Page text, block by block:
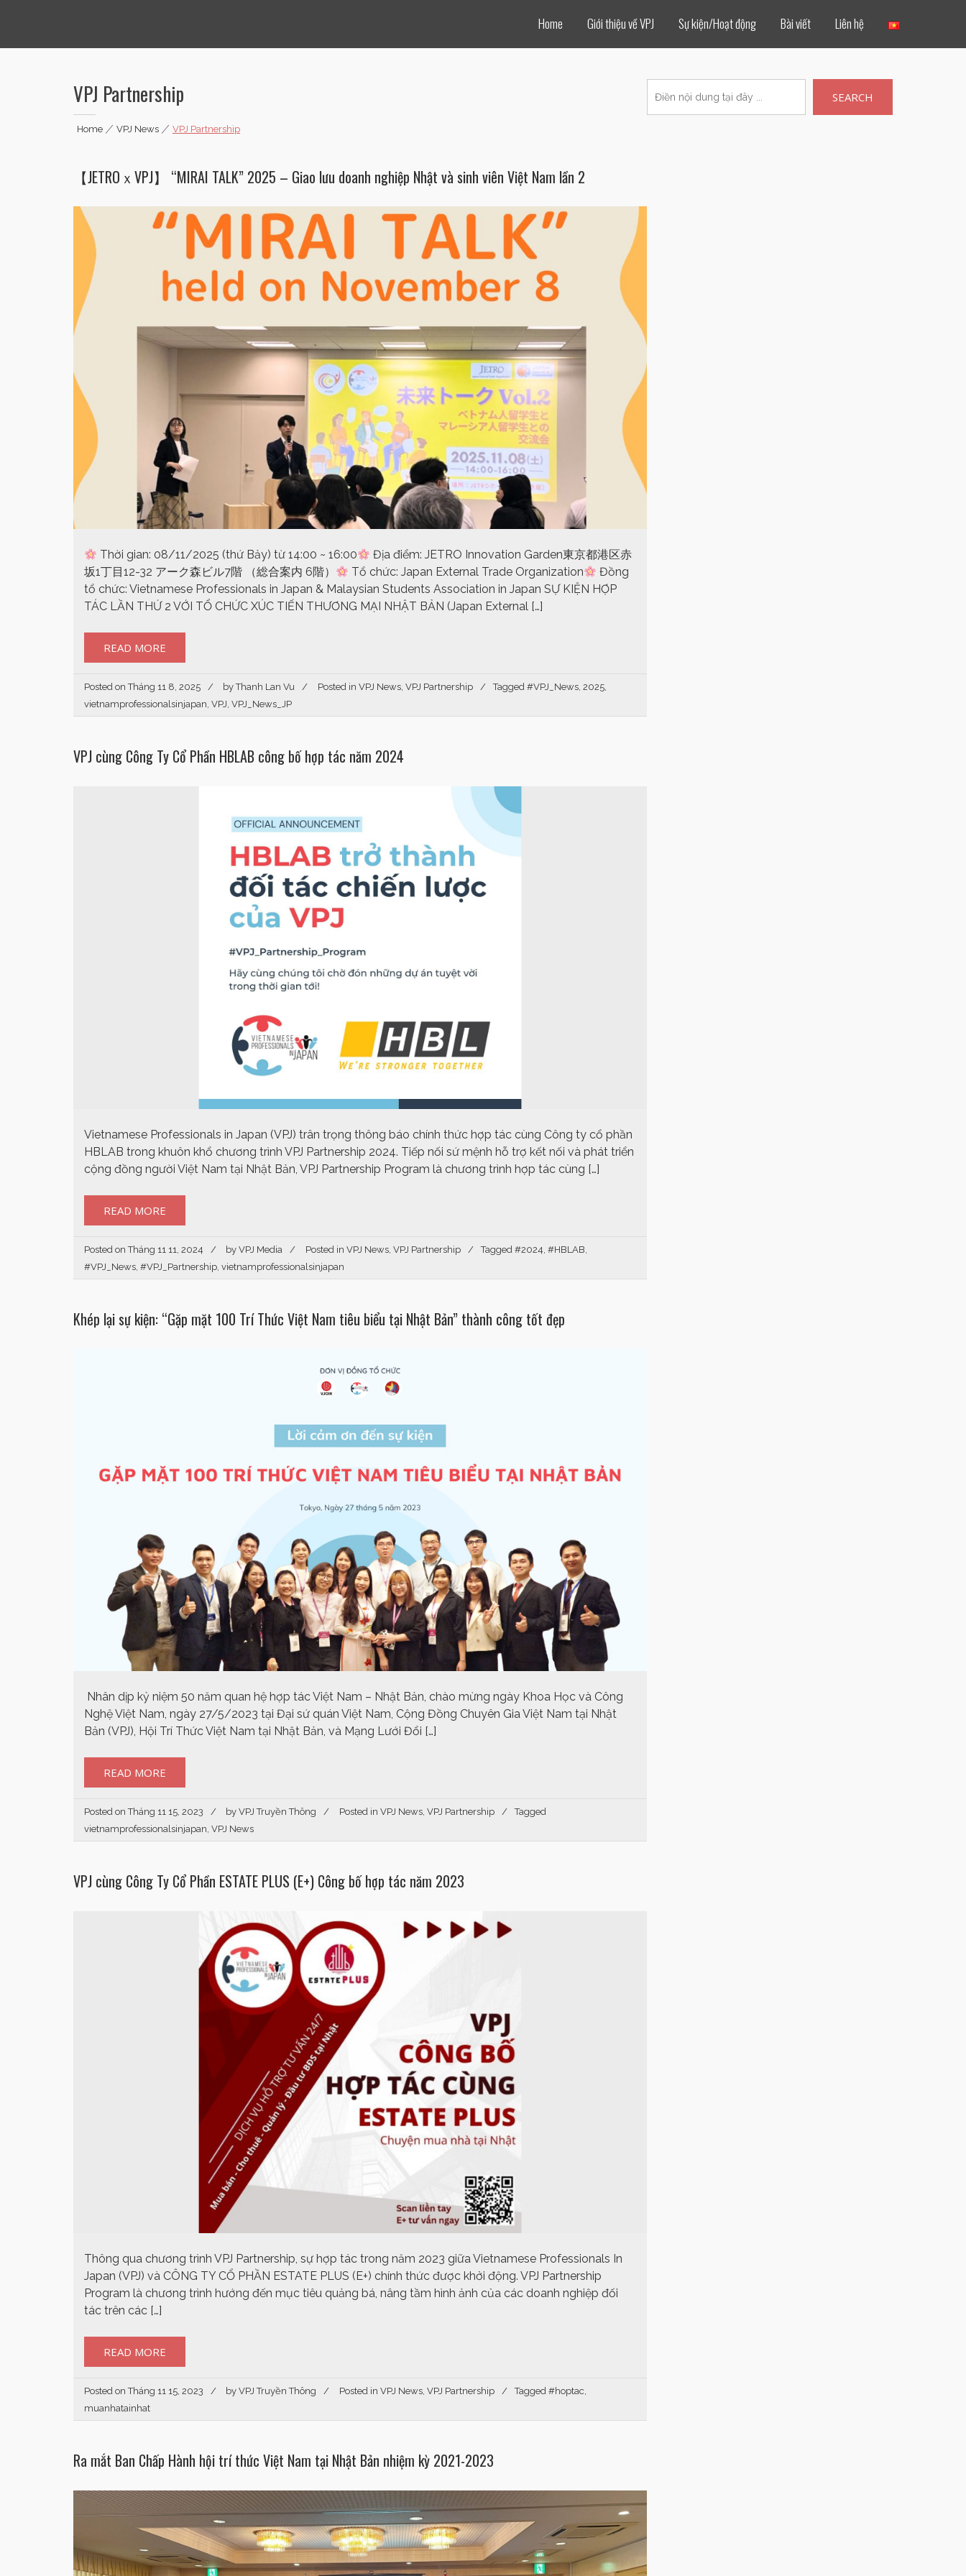
Home Giới thiệu về VPJ Sự kiện/Hoạt động Bài viết Liên hệ
VPJ Partnership
Home|VPJ News|VPJ Partnership
【JETROｘVPJ】 “MIRAI TALK” 2025 – Giao lưu doanh nghiệp Nhật và sinh viên Việt Nam lần 2
Thời gian: 08/11/2025 (thứ Bảy) từ 14:00 ~ 16:00
Địa điểm: JETRO Innovation Garden東京都港区赤
坂1丁目12-32 アーク森ビル7階 （総合案内 6階）
Tổ chức: Japan External Trade Organization
Đồng
tổ chức: Vietnamese Professionals in Japan & Malaysian Students Association in Japan SỰ KIỆN HỢP
TÁC LẦN THỨ 2 VỚI TỔ CHỨC XÚC TIẾN THƯƠNG MẠI NHẬT BẢN (Japan External […]
READ MORE
Posted onTháng 11 8, 2025 byThanh Lan Vu Posted in VPJ News, VPJ Partnership Tagged #VPJ_News, 2025,
vietnamprofessionalsinjapan, VPJ, VPJ_News_JP
VPJ cùng Công Ty Cổ Phần HBLAB công bố hợp tác năm 2024
Vietnamese Professionals in Japan (VPJ) trân trọng thông báo chính thức hợp tác cùng Công ty cổ phần
HBLAB trong khuôn khổ chương trình VPJ Partnership 2024. Tiếp nối sứ mệnh hỗ trợ kết nối và phát triển
cộng đồng người Việt Nam tại Nhật Bản, VPJ Partnership Program là chương trình hợp tác cùng […]
READ MORE
Posted onTháng 11 11, 2024 by VPJ Media Posted in VPJ News VPJ Partnership Tagged #2024 #HBLAB
#VPJ_News #VPJ_Partnership vietnamprofessionalsinjapan
Khép lại sự kiện: “Gặp mặt 100 Trí Thức Việt Nam tiêu biểu tại Nhật Bản” thành công tốt đẹp
Nhân dịp kỷ niệm 50 năm quan hệ hợp tác Việt Nam – Nhật Bản, chào mừng ngày Khoa Học và Công
Nghệ Việt Nam, ngày 27/5/2023 tại Đại sứ quán Việt Nam, Cộng Đồng Chuyên Gia Việt Nam tại Nhật
Bản (VPJ), Hội Trí Thức Việt Nam tại Nhật Bản, và Mạng Lưới Đổi […]
READ MORE
Posted onTháng 11 15, 2023 by VPJ Truyền Thông Posted in VPJ News, VPJ Partnership
Tagged
vietnamprofessionalsinjapan, VPJ News
VPJ cùng Công Ty Cổ Phần ESTATE PLUS (E+) Công bố hợp tác năm 2023
Thông qua chương trình VPJ Partnership, sự hợp tác trong năm 2023 giữa Vietnamese Professionals In
Japan (VPJ) và CÔNG TY CỔ PHẦN ESTATE PLUS (E+) chính thức được khởi động. VPJ Partnership
Program là chương trình hướng đến mục tiêu quảng bá, nâng tầm hình ảnh của các doanh nghiệp đối
tác trên các […]
READ MORE
Posted onTháng 11 15, 2023 by VPJ Truyền Thông Posted in VPJ News, VPJ Partnership Tagged #hoptac,
muanhatainhat
Ra mắt Ban Chấp Hành hội trí thức Việt Nam tại Nhật Bản nhiệm kỳ 2021-2023
SEARCH